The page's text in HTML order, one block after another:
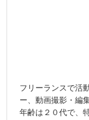
フリーランスで活
ー、動画撮影・編
年齢は２０代で、